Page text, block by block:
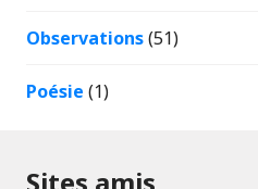
Observations(51)
Poésie (1)